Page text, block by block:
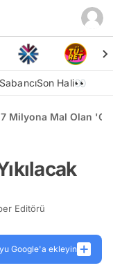
Son Hali👀
Milyona Mal Olan
Editörü
Google'a ekleyin